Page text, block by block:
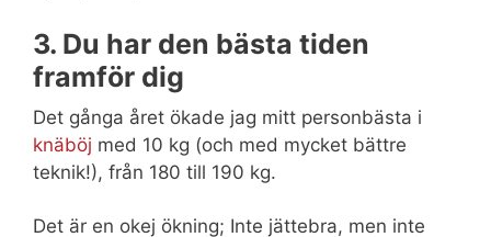
3. Du har den bästa tiden
framför dig
Det gånga året ökade jag mitt personbästa i
knäböj med 10 kg (och med mycket bättre
teknik!), från 180 till 190 kg.
Det är en okej ökning; Inte jättebra, men inte